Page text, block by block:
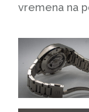
vremena na